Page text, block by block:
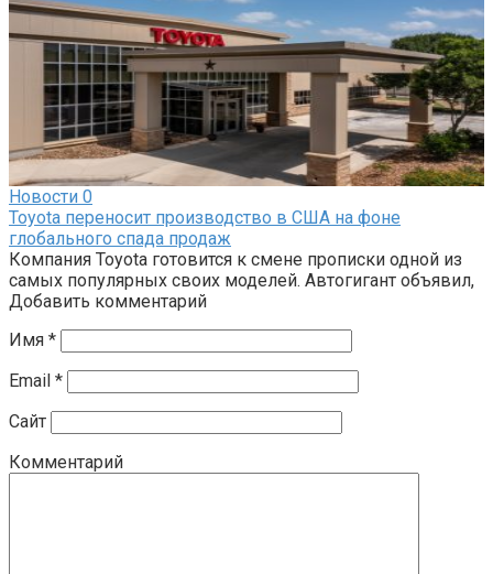
Новости 0
Toyota переносит производство в США на фоне
глобального спада продаж
Компания Toyota готовится к смене прописки одной из
самых популярных своих моделей. Автогигант объявил,
Добавить комментарий
Имя *
Email *
Сайт
Комментарий